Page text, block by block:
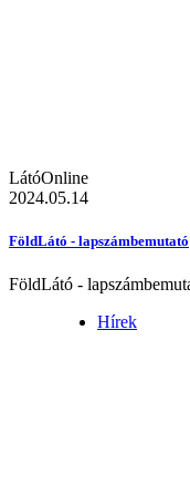
LátóOnline
2024.05.14
FöldLátó - lapszámbemutató
FöldLátó -
Hírek